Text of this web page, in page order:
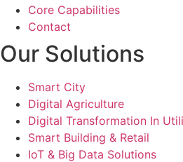
Core Capabilities
Contact
Our Solutions
Smart City
Digital Agriculture
Digital Transformation In
Smart Building & Retail
IoT & Big Data Solutions